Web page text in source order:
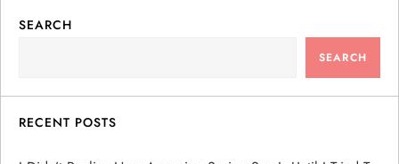
n
a
v
SEARCH
SEARCH
RECENT POSTS